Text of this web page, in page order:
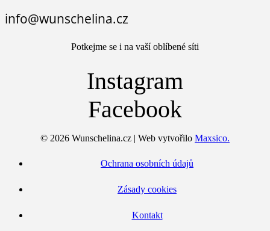
info@wunschelina.cz
Potkejme se i na vaší oblíbené síti
Instagram
Facebook
© 2026 Wunschelina.cz | Web vytvořilo Maxsico.
Ochrana osobních údajů
Zásady cookies
Kontakt